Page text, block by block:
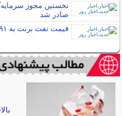
نخستین مجوز
صادر شد
قیمت نفت برنت به ۹۱ دلار سقوط کرد